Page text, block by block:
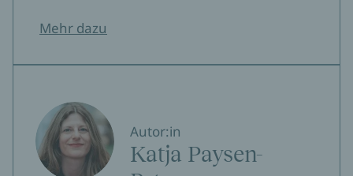
Mehr dazu
Autor:in
Katja Paysen-